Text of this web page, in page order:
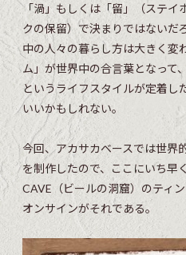
「渦」もしくは「留」（ステイ
クの保留）で決まりではないだ
中の人々の暮らし方は大きく変
ム」が世界中の合言葉となって
というライフスタイルが定着し
いいかもしれない。
今回、アカサカベースでは世界
を制作したので、ここにいち早
CAVE（ビールの洞窟）のティ
オンサインがそれである。